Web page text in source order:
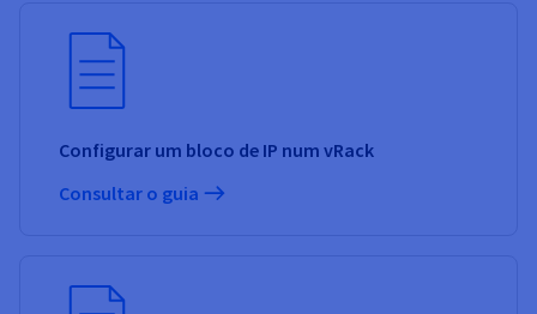
Configurar um bloco de IP num vRack
Consultar o guia